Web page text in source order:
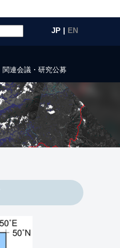
JP | EN
関連会議・研究公募